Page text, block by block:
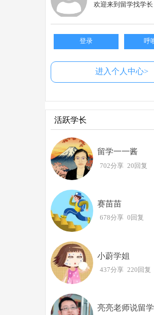
欢迎来到留学找学长
登录 呼
进入个人中心>
活跃学长
留学一一酱
702分享 20回复
赛苗苗
678分享 0回复
小蔚学姐
437分享 220回复
亮亮老师说留学